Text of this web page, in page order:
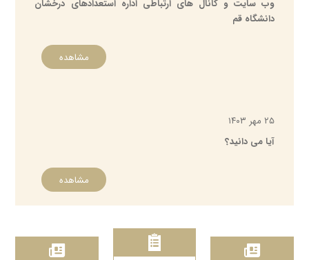
وب سایت و کانال های ارتباطی اداره استعدادهای درخشان
دانشگاه قم
مشاهده
۲۵ مهر ۱۴۰۳
آیا می دانید؟
مشاهده